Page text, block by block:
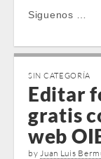
Siguenos …
SIN CATEGORÍA
Editar
gratis
web
byJuan Luis